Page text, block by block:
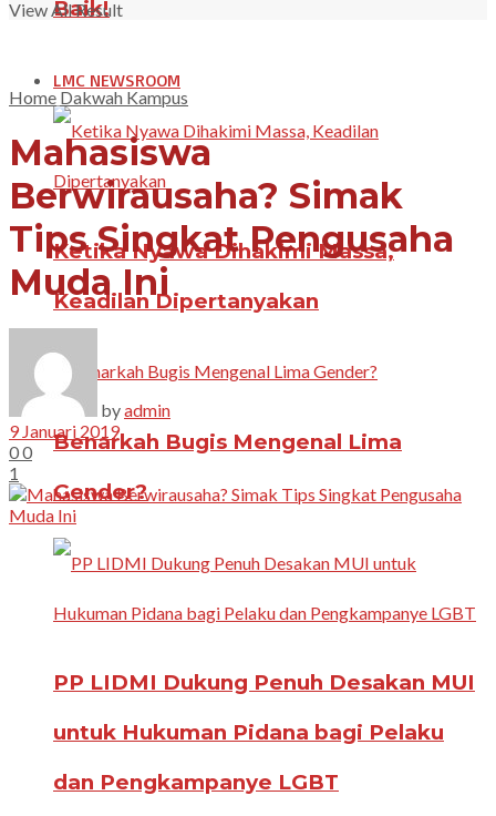
Baik!
LMC NEWSROOM
Ketika Nyawa Dihakimi Massa,
Keadilan Dipertanyakan
Benarkah Bugis Mengenal Lima
Gender?
PP LIDMI Dukung Penuh Desakan MUI
untuk Hukuman Pidana bagi Pelaku
dan Pengkampanye LGBT
View All Result
Home Dakwah Kampus
Mahasiswa
Berwirausaha? Simak
Tips Singkat Pengusaha
Muda Ini
byadmin
9 Januari 2019
00
1